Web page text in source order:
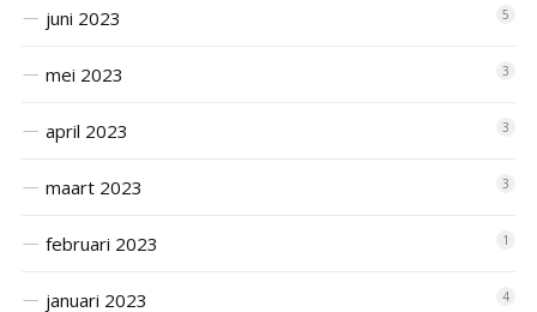
juni 2023 5
mei 2023 3
april 2023 3
maart 2023 3
februari 2023 1
januari 2023 4